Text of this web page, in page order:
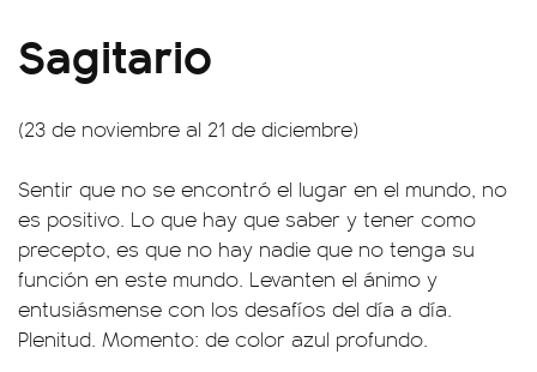
Sagitario
(23 de noviembre al 21 de diciembre)
Sentir que no se encontró el lugar en el mundo, no
es positivo. Lo que hay que saber y tener como
precepto, es que no hay nadie que no tenga su
función en este mundo. Levanten el ánimo y
entusiásmense con los desafíos del día a día.
Plenitud. Momento: de color azul profundo.